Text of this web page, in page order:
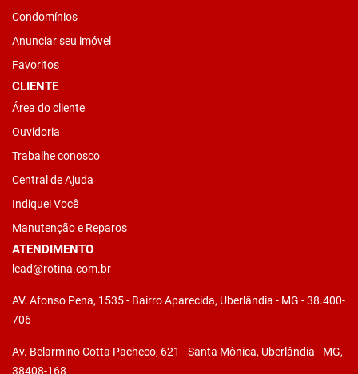
Condomínios
Anunciar seu imóvel
Favoritos
CLIENTE
Área do cliente
Ouvidoria
Trabalhe conosco
Central de Ajuda
Indiquei Você
Manutenção e Reparos
ATENDIMENTO
lead@rotina.com.br
AV. Afonso Pena, 1535 - Bairro Aparecida, Uberlândia - MG - 38.400-
706
Av. Belarmino Cotta Pacheco, 621 - Santa Mônica, Uberlândia - MG,
38408-168